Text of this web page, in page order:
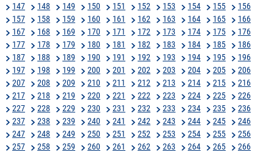
147
148 149 150 151 152 153 154 155
156
157
158 159 160 161 162 163 164 165
166
167
168 169 170 171 172 173 174 175
176
177
178 179 180 181 182 183 184 185
186
187
188 189 190 191 192 193 194 195
196
197
198 199 200 201 202 203 204 205
206
207
208 209 210 211 212 213 214 215
216
217
218 219 220 221 222 223 224 225
226
227
228 229 230 231 232 233 234 235
236
237
238 239 240 241 242 243 244 245
246
247
248 249 250 251 252 253 254 255
256
257
258 259 260 261 262 263 264 265
266